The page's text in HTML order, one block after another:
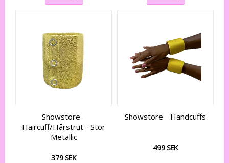
Showstore -
Haircuff/Hårstrut - Stor
Metallic
379 SEK
Showstore - Handcuffs
499 SEK